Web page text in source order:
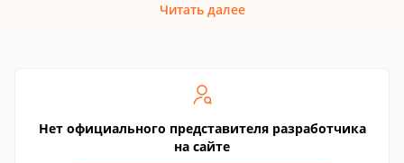
Читать далее
Нет официального представителя разработчика
на сайте